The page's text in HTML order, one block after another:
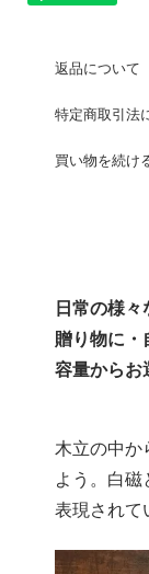
返品について
特定商取引法
買い物を続け
日常の様々
贈り物に・
容量からお
木立の中か
よう。白
表現されて